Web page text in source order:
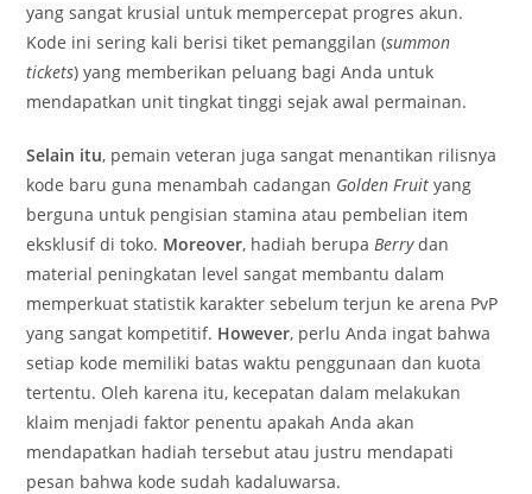
yang sangat krusial untuk mempercepat progres akun.
Kode ini sering kali berisi tiket pemanggilan (summon
tickets) yang memberikan peluang bagi Anda untuk
mendapatkan unit tingkat tinggi sejak awal permainan.
Selain itu, pemain veteran juga sangat menantikan rilisnya
kode baru guna menambah cadangan Golden Fruit yang
berguna untuk pengisian stamina atau pembelian item
eksklusif di toko. Moreover, hadiah berupaBerrydan
material peningkatan level sangat membantu dalam
memperkuat statistik karakter sebelum terjun ke arena PvP
yang sangat kompetitif. However, perlu Anda ingat bahwa
setiap kode memiliki batas waktu penggunaan dan kuota
tertentu. Oleh karena itu, kecepatan dalam melakukan
klaim menjadi faktor penentu apakah Anda akan
mendapatkan hadiah tersebut atau justru mendapati
pesan bahwa kode sudah kadaluwarsa.